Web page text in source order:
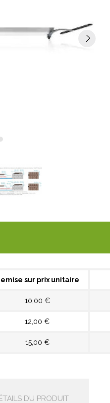
sur prix unitaire
10,00 €
12,00 €
15,00 €
DU PRODUIT